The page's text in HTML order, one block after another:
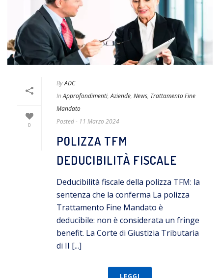
0
ByADC
In Approfondimenti,Aziende, News, Trattamento Fine
Mandato
Posted- 11 Marzo 2024
POLIZZA TFM
DEDUCIBILITÀ FISCALE
Deducibilità fiscale della polizza TFM: la
sentenza che la conferma La polizza
Trattamento Fine Mandato è
deducibile: non è considerata un fringe
benefit. La Corte di Giustizia Tributaria
di II [...]